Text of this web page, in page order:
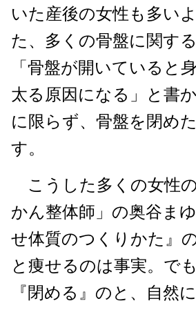
いた産後の女性も多い
た、多くの骨盤に関する
「骨盤が開いていると
太る原因になる」と書
に限らず、骨盤を閉め
す。
こうした多くの女性
かん整体師」の奥谷ま
せ体質のつくりかた』
と痩せるのは事実。で
『閉める』のと、自然